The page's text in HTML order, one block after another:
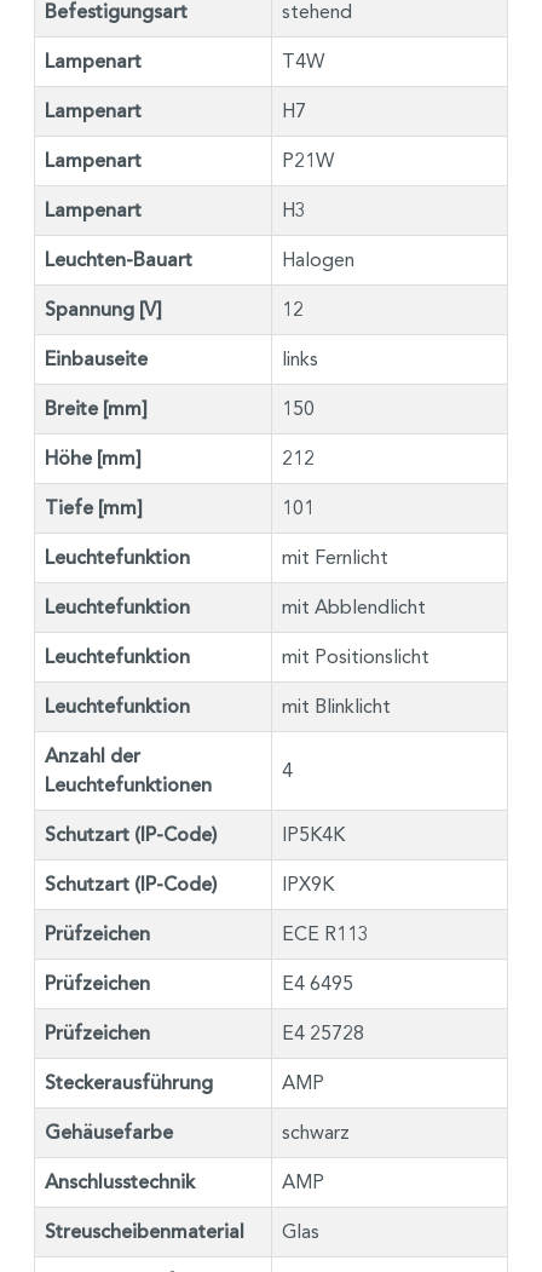
Befestigungsart stehend
Lampenart T4W
Lampenart H7
Lampenart P21W
Lampenart H3
Leuchten-Bauart Halogen
Spannung [V] 12
Einbauseite links
Breite [mm] 150
Höhe [mm] 212
Tiefe [mm] 101
Leuchtefunktion mit Fernlicht
Leuchtefunktion mit Abblendlicht
Leuchtefunktion mit Positionslicht
Leuchtefunktion mit Blinklicht
Anzahl der
Leuchtefunktionen
4
Schutzart (IP-Code) IP5K4K
Schutzart (IP-Code) IPX9K
Prüfzeichen ECE R113
Prüfzeichen E4 6495
Prüfzeichen E4 25728
Steckerausführung AMP
Gehäusefarbe schwarz
Anschlusstechnik AMP
Streuscheibenmaterial Glas